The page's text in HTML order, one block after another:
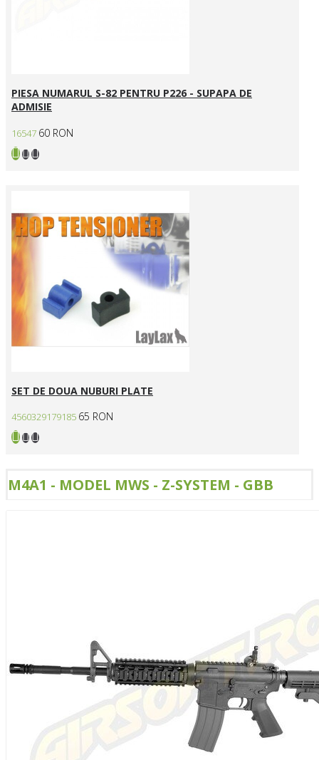
PIESA NUMARUL S-82 PENTRU P226 - SUPAPA DE
ADMISIE
16547 60 RON
SET DE DOUA NUBURI PLATE
4560329179185 65 RON
M4A1 - MODEL MWS - Z-SYSTEM - GBB